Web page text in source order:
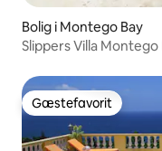
Bolig i Montego Bay
Gæstefavorit
Gæstefavorit